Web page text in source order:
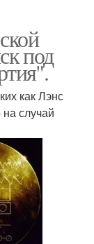
под
как Лэнс
случай